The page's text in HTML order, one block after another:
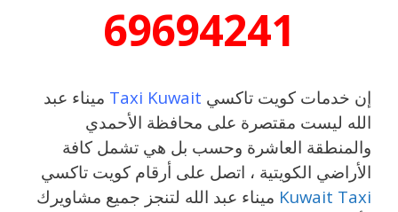
69694241
إن خدمات كويت تاكسي Taxi Kuwait ميناء عبد
الله ليست مقتصرة على محافظة الأحمدي
والمنطقة العاشرة وحسب بل هي تشمل كافة
الأراضي الكويتية ، اتصل على أرقام كويت تاكسي
Kuwait Taxi ميناء عبد الله لتنجز جميع مشاويرك